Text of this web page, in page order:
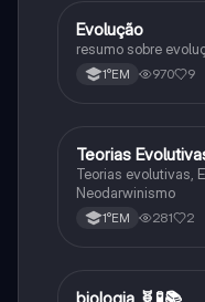
Biologia
Evolução
resumo sobre
1°EM 970 9
Biologia
Teorias
Teorias evolutivas,
Neodarwinismo
1°EM 281 2
Biologia
biologia 🧬🧪📚